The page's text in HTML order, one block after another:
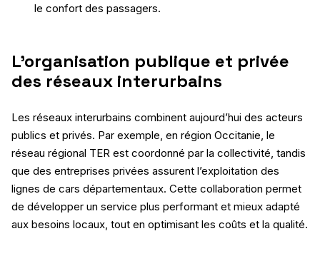
le confort des passagers.
L’organisation publique et privée
des réseaux interurbains
Les réseaux interurbains combinent aujourd’hui des acteurs
publics et privés. Par exemple, en région Occitanie, le
réseau régional TER est coordonné par la collectivité, tandis
que des entreprises privées assurent l’exploitation des
lignes de cars départementaux. Cette collaboration permet
de développer un service plus performant et mieux adapté
aux besoins locaux, tout en optimisant les coûts et la qualité.